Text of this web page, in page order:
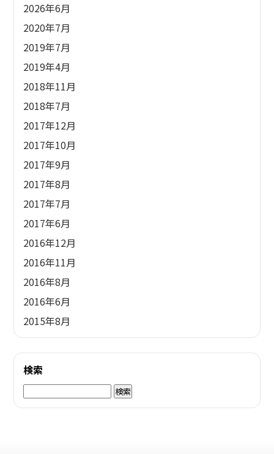
2026年6月
2020年7月
2019年7月
2019年4月
2018年11月
2018年7月
2017年12月
2017年10月
2017年9月
2017年8月
2017年7月
2017年6月
2016年12月
2016年11月
2016年8月
2016年6月
2015年8月
検索
検
索: